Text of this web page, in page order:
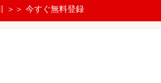
＞＞ 今すぐ無料登録